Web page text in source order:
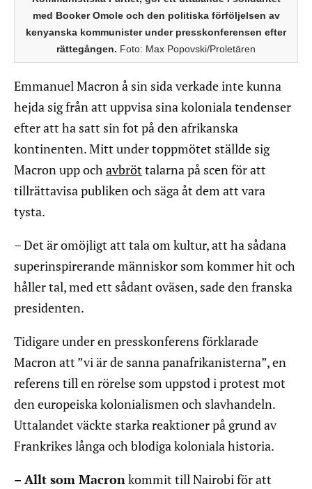
med Booker Omole och den politiska förföljelsen av
kenyanska kommunister under presskonferensen efter
rättegången. Foto: Max Popovski/Proletären
Emmanuel Macron å sin sida verkade inte kunna
hejda sig från att uppvisa sina koloniala tendenser
efter att ha satt sin fot på den afrikanska
kontinenten. Mitt under toppmötet ställde sig
Macron upp ochavbröttalarna på scen för att
tillrättavisa publiken och säga åt dem att vara
tysta.
– Det är omöjligt att tala om kultur, att ha sådana
superinspirerande människor som kommer hit och
håller tal, med ett sådant oväsen, sade den franska
presidenten.
Tidigare under en presskonferens förklarade
Macron att ”vi är de sanna panafrikanisterna”, en
referens till en rörelse som uppstod i protest mot
den europeiska kolonialismen och slavhandeln.
Uttalandet väckte starka reaktioner på grund av
Frankrikes långa och blodiga koloniala historia.
– Allt som Macronkommit till Nairobi för att